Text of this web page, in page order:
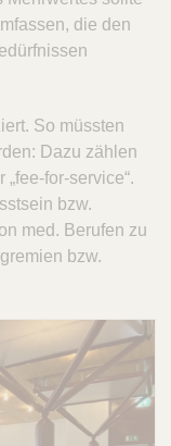
die den
So müssten
Dazu zählen
for-service“.
bzw.
med. Berufen zu
bzw.